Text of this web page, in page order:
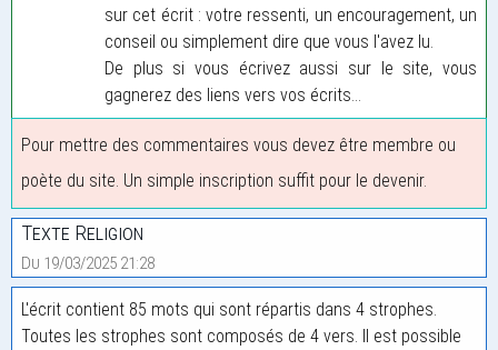
sur cet écrit : votre ressenti, un encouragement, un
conseil ou simplement dire que vous l'avez lu.
De plus si vous écrivez aussi sur le site, vous
gagnerez des liens vers vos écrits...
Pour mettre des commentaires vous devez être membre ou
poète du site. Un simple inscription suffit pour le devenir.
Texte Religion
Du 19/03/2025 21:28
L'écrit contient 85 mots qui sont répartis dans 4 strophes.
Toutes les strophes sont composés de 4 vers. Il est possible